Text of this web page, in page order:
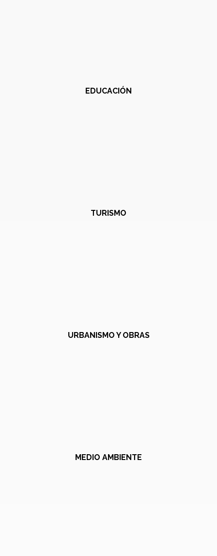
EDUCACIÓN
TURISMO
URBANISMO Y OBRAS
MEDIO AMBIENTE